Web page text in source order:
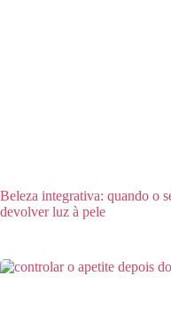
Beleza integrativa: quando o
devolver luz à pele